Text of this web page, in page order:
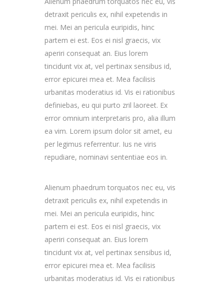
detraxit periculis ex, nihil expetendis in
mei. Mei an pericula euripidis, hinc
partem ei est. Eos ei nisl graecis, vix
aperiri consequat an. Eius lorem
tincidunt vix at, vel pertinax sensibus id,
error epicurei mea et. Mea facilisis
urbanitas moderatius id. Vis ei rationibus
definiebas, eu qui purto zril laoreet. Ex
error omnium interpretaris pro, alia illum
ea vim. Lorem ipsum dolor sit amet, eu
per legimus referrentur. Ius ne viris
repudiare, nominavi sententiae eos in.
Alienum phaedrum torquatos nec eu, vis
detraxit periculis ex, nihil expetendis in
mei. Mei an pericula euripidis, hinc
partem ei est. Eos ei nisl graecis, vix
aperiri consequat an. Eius lorem
tincidunt vix at, vel pertinax sensibus id,
error epicurei mea et. Mea facilisis
urbanitas moderatius id. Vis ei rationibus